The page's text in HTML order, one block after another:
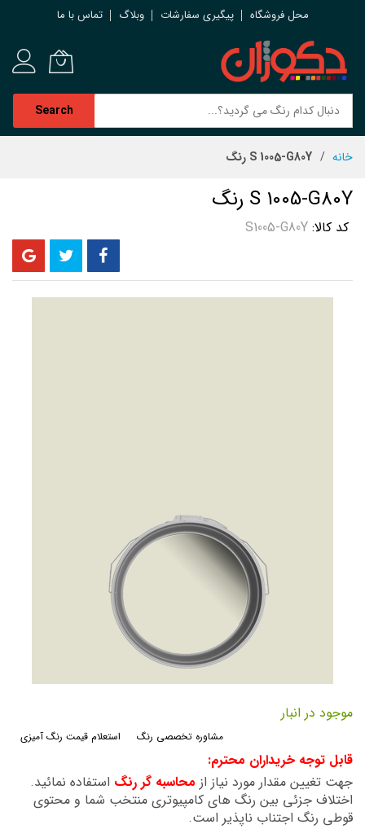
محل فروشگاه پیگیری سفارشات وبلاگ تماس با ما
Search
خانه S 1005-G80Y رنگ
S 1005-G80Y رنگ
کد کالا S1005-G80Y
ابتدای
گالری
موجود در انبار
استعلام قیمت رنگ آمیزی مشاوره تخصصی رنگ
قابل توجه خریداران محترم:
جهت تغیین مقدار مورد نیاز از محاسبه گر رنگ استفاده نمائید.
اختلاف جزئی بین رنگ های کامپیوتری منتخب شما و محتوی
قوطی رنگ اجتناب ناپذیر است.